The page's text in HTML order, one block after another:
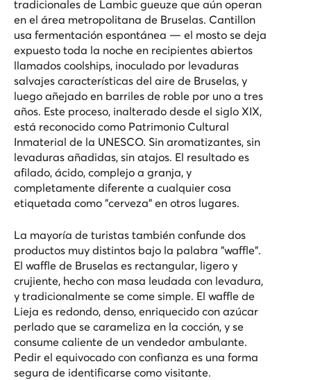
tradicionales de Lambic gueuze que aún operan
en el área metropolitana de Bruselas. Cantillon
usa fermentación espontánea — el mosto se deja
expuesto toda la noche en recipientes abiertos
llamados coolships, inoculado por levaduras
salvajes características del aire de Bruselas, y
luego añejado en barriles de roble por uno a tres
años. Este proceso, inalterado desde el siglo XIX,
está reconocido como Patrimonio Cultural
Inmaterial de la UNESCO. Sin aromatizantes, sin
levaduras añadidas, sin atajos. El resultado es
afilado, ácido, complejo a granja, y
completamente diferente a cualquier cosa
etiquetada como "cerveza" en otros lugares.
La mayoría de turistas también confunde dos
productos muy distintos bajo la palabra "waffle".
El waffle de Bruselas es rectangular, ligero y
crujiente, hecho con masa leudada con levadura,
y tradicionalmente se come simple. El waffle de
Lieja es redondo, denso, enriquecido con azúcar
perlado que se carameliza en la cocción, y se
consume caliente de un vendedor ambulante.
Pedir el equivocado con confianza es una forma
segura de identificarse como visitante.